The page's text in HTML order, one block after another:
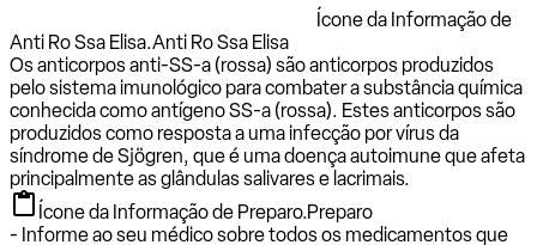
Ícone da Informação de
Anti Ro Ssa Elisa.Anti Ro Ssa Elisa
Os anticorpos anti-SS-a (rossa) são anticorpos produzidos
pelo sistema imunológico para combater a substância química
conhecida como antígeno SS-a (rossa). Estes anticorpos são
produzidos como resposta a uma infecção por vírus da
síndrome de Sjögren, que é uma doença autoimune que afeta
principalmente as glândulas salivares e lacrimais.
Ícone da Informação de Preparo.Preparo
- Informe ao seu médico sobre todos os medicamentos que